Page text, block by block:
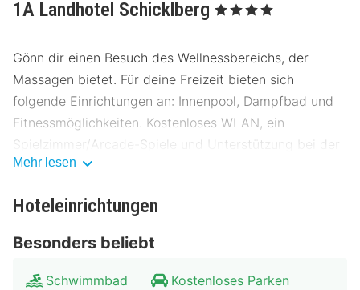
1A Landhotel Schicklberg , 4 Sterne
Gönn dir einen Besuch des Wellnessbereichs, der
Massagen bietet. Für deine Freizeit bieten sich
folgende Einrichtungen an: Innenpool, Dampfbad und
Fitnessmöglichkeiten. Kostenloses WLAN, ein
Spielzimmer/Arcade-Spiele und Unterstützung bei der
Tourenplanung/beim Ticketerwerb stehen ebenfalls zur
Deinen Durst kannst du an der Bar/Lounge stillen. Ein
inbegriffenes Frühstücksbuffet wird täglich von
Mehr lesen
Hoteleinrichtungen
Besonders beliebt
Schwimmbad
Kostenloses Parken